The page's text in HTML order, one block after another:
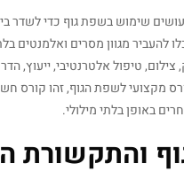
שימוש בשפת גוף כדי לשדר
להעביר מגוון מסרים ואלמנטים
צילום, טיפול אלטרנטיבי,
מקצועי לשפת הגוף, זהו קורס
באופן בלתי מילולי.
והתקשורת